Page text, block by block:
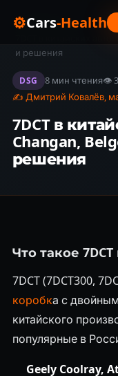
⚙Cars-Health
Главная › Блог ›
и решения
DSG 8 мин чтения👁
✍ Дмитрий Ковалёв,
7DCT в
Changan,
решения
Что такое
7DCT (7DCT300,
коробка с
китайского
популярные в
Geely Coolray,